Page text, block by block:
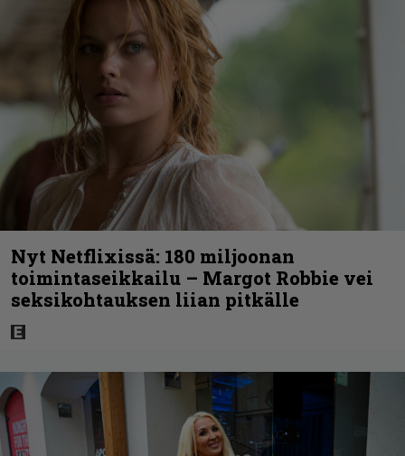
Nyt Netflixissä: 180 miljoonan
toimintaseikkailu – Margot Robbie vei
seksikohtauksen liian pitkälle